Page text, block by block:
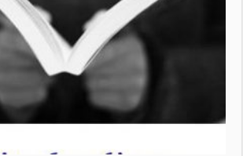
Vie
des
Livres
mercredi
7